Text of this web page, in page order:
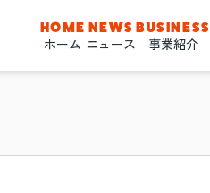
HOME
ホーム
NEWS
ニュース
BUSINESS
事業紹介